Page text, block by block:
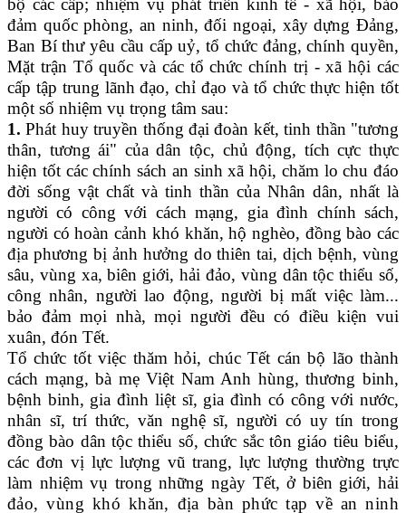
bộ các cấp; nhiệm vụ phát triển kinh tế - xã hội, bảo
đảm quốc phòng, an ninh, đối ngoại, xây dựng Đảng,
Ban Bí thư yêu cầu cấp uỷ, tổ chức đảng, chính quyền,
Mặt trận Tổ quốc và các tổ chức chính trị - xã hộicác
cấp tập trung lãnh đạo, chỉ đạo và tổ chức thực hiện tốt
một số nhiệm vụ trọng tâm sau:
1. Phát huy truyền thống đại đoàn kết, tinh thần "tương
thân, tương ái" của dân tộc, chủ động, tích cực thực
hiện tốt các chính sách an sinh xã hội, chăm lo chu đáo
đời sống vật chất và tinh thần của Nhân dân, nhất là
ngườicó công với cách mạng, gia đình chính sách,
người có hoàn cảnh khó khăn,hộ nghèo, đồng bàocác
địa phương bị ảnh hưởng do thiên tai, dịch bệnh, vùng
sâu, vùng xa, biên giới, hải đảo, vùng dân tộc thiểu số,
công nhân, người lao động, người bị mất việc làm...
bảo đảm mọi nhà, mọi người đều có điều kiện vui
xuân, đón Tết.
Tổ chức tốt việc thăm hỏi, chúc Tết cán bộ lão thành
cách mạng,bà mẹ Việt Nam Anh hùng, thương binh,
bệnh binh, gia đình liệt sĩ, gia đình có công với nước,
nhân sĩ, trí thức, văn nghệ sĩ,người có uy tín trong
đồng bào dân tộc thiểu số,chức sắc tôn giáo tiêu biểu,
các đơn vị lực lượng vũ trang, lực lượng thường trực
làm nhiệm vụ trong những ngày Tết, ở biên giới, hải
đảo, vùng khó khăn, địa bàn phức tạp về an ninh